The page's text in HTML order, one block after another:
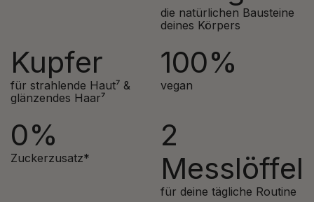
die natürlichen Bausteine
deines Körpers
Kupfer
für strahlende Haut⁷ &
glänzendes Haar⁷
100%
vegan
0%
Zuckerzusatz*
2
Messlöffel
für deine tägliche Routine